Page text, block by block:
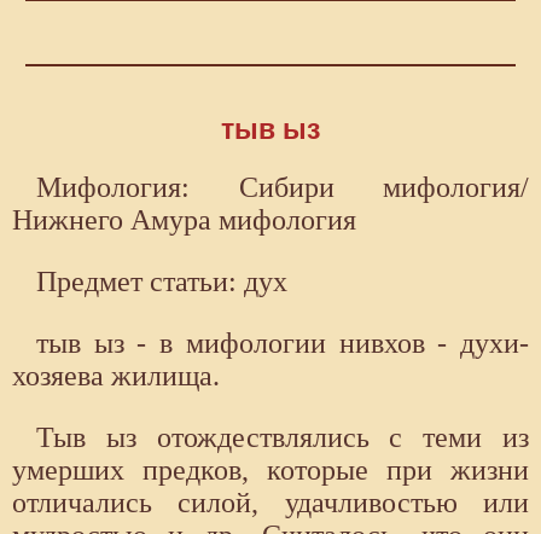
тыв ыз
Мифология: Сибири мифология/
Нижнего Амура мифология
Предмет статьи: дух
тыв ыз - в мифологии нивхов - духи-
хозяева жилища.
Тыв ыз отождествлялись с теми из
умерших предков, которые при жизни
отличались силой, удачливостью или